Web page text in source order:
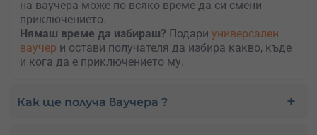
на ваучера може по всяко време да си смени
приключението.
Нямаш време да избираш? Подари универсален
ваучер и остави получателя да избира какво, къде
и кога да е приключението му.
Как ще получа ваучера ?